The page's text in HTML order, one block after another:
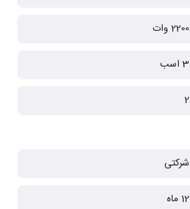
2200 وات
3 اسب
2
شرکتی
12 ماه